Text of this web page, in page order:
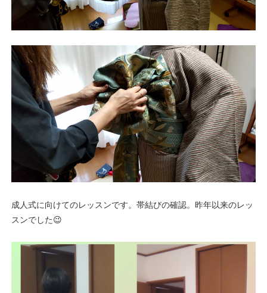
成人式に向けてのレッスンです。帯結びの確認。昨年以来のレッ
スンでした😉